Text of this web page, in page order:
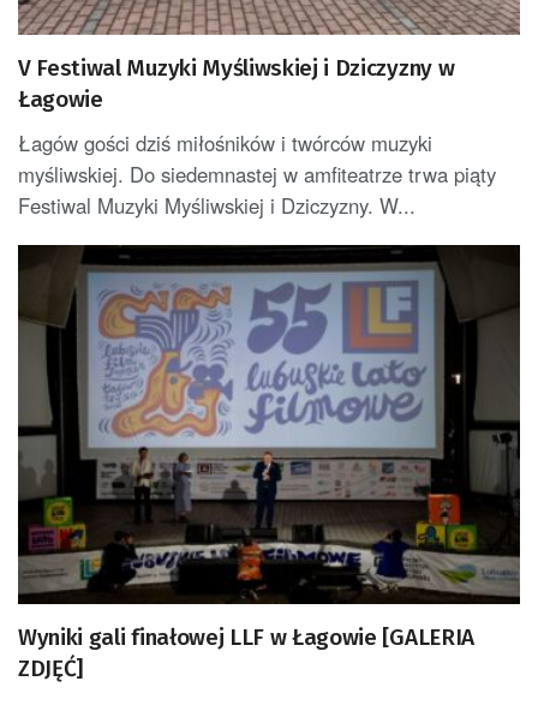
V Festiwal Muzyki Myśliwskiej i Dziczyzny w
Łagowie
Łagów gości dziś miłośników i twórców muzyki
myśliwskiej. Do siedemnastej w amfiteatrze trwa piąty
Festiwal Muzyki Myśliwskiej i Dziczyzny. W...
Wyniki gali finałowej LLF w Łagowie [GALERIA
ZDJĘĆ]